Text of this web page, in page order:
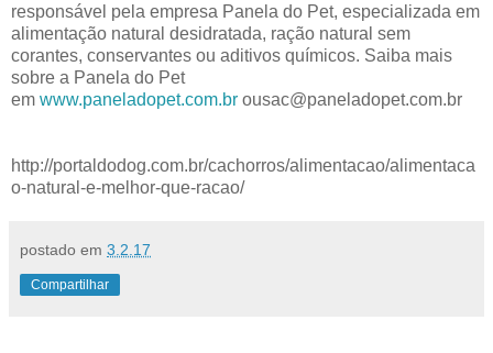
responsável pela empresa Panela do Pet, especializada em
alimentação natural desidratada, ração natural sem
corantes, conservantes ou aditivos químicos. Saiba mais
sobre a Panela do Pet
em www.paneladopet.com.br ousac@paneladopet.com.br
http://portaldodog.com.br/cachorros/alimentacao/alimentaca
o-natural-e-melhor-que-racao/
postado em 3.2.17
Compartilhar